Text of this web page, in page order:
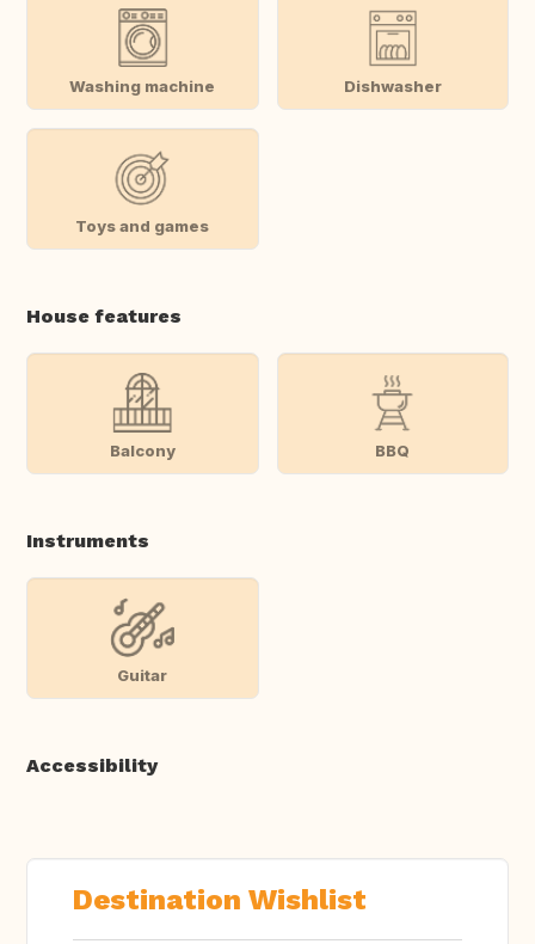
Washing machine Dishwasher
Toys and games
House features
Balcony BBQ
Instruments
Guitar
Accessibility
Destination Wishlist